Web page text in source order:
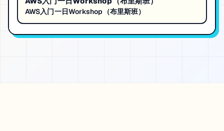
AWS入门一日Workshop（布里斯班）